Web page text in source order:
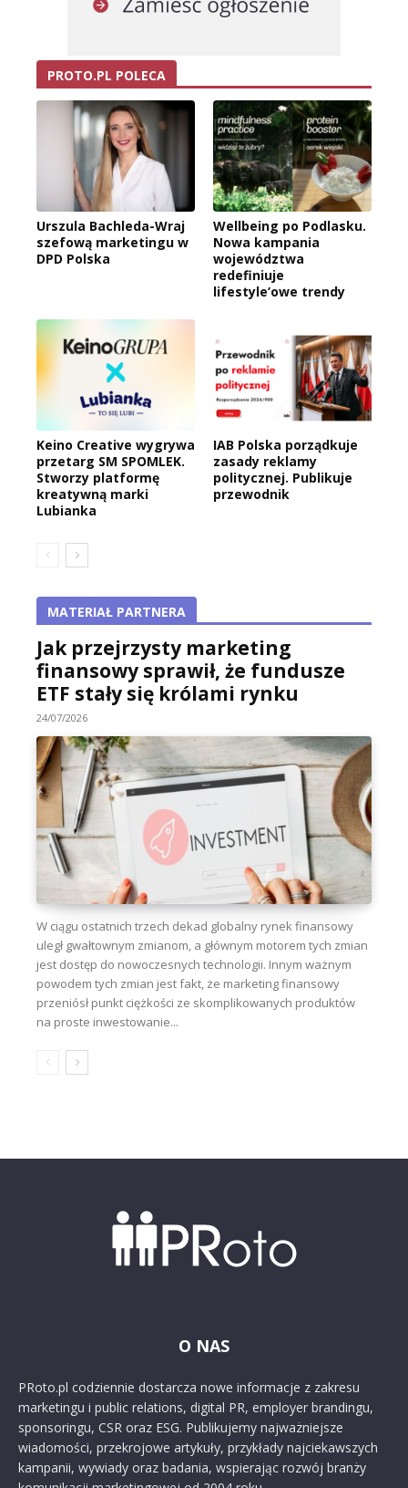
PROTO.PL POLECA
Urszula Bachleda-Wraj
szefową marketingu w
DPD Polska
Wellbeing po Podlasku.
Nowa kampania
województwa
redefiniuje
lifestyle’owe trendy
Keino Creative wygrywa
przetarg SM SPOMLEK.
Stworzy platformę
kreatywną marki
Lubianka
IAB Polska porządkuje
zasady reklamy
politycznej. Publikuje
przewodnik
MATERIAŁ PARTNERA
Jak przejrzysty marketing
finansowy sprawił, że fundusze
ETF stały się królami rynku
24/07/2026
W ciągu ostatnich trzech dekad globalny rynek finansowy
uległ gwałtownym zmianom, a głównym motorem tych zmian
jest dostęp do nowoczesnych technologii. Innym ważnym
powodem tych zmian jest fakt, że marketing finansowy
przeniósł punkt ciężkości ze skomplikowanych produktów
na proste inwestowanie...
O NAS
PRoto.pl codziennie dostarcza nowe informacje z zakresu
marketingu i public relations, digital PR, employer brandingu,
sponsoringu, CSR oraz ESG. Publikujemy najważniejsze
wiadomości, przekrojowe artykuły, przykłady najciekawszych
kampanii, wywiady oraz badania, wspierając rozwój branży